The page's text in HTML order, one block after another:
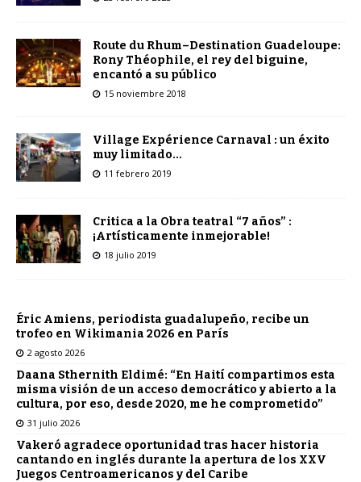
Route du Rhum–Destination Guadeloupe:
Rony Théophile, el rey del biguine,
encantó a su público
15 noviembre 2018
Village Expérience Carnaval : un éxito
muy limitado…
11 febrero 2019
Critica a la Obra teatral “7 años” :
¡Artísticamente inmejorable!
18 julio 2019
Éric Amiens, periodista guadalupeño, recibe un
trofeo en Wikimania 2026 en París
2 agosto 2026
Daana Sthernith Eldimé: “En Haití compartimos esta
misma visión de un acceso democrático y abierto a la
cultura, por eso, desde 2020, me he comprometido”
31 julio 2026
Vakeró agradece oportunidad tras hacer historia
cantando en inglés durante la apertura de los XXV
Juegos Centroamericanos y del Caribe